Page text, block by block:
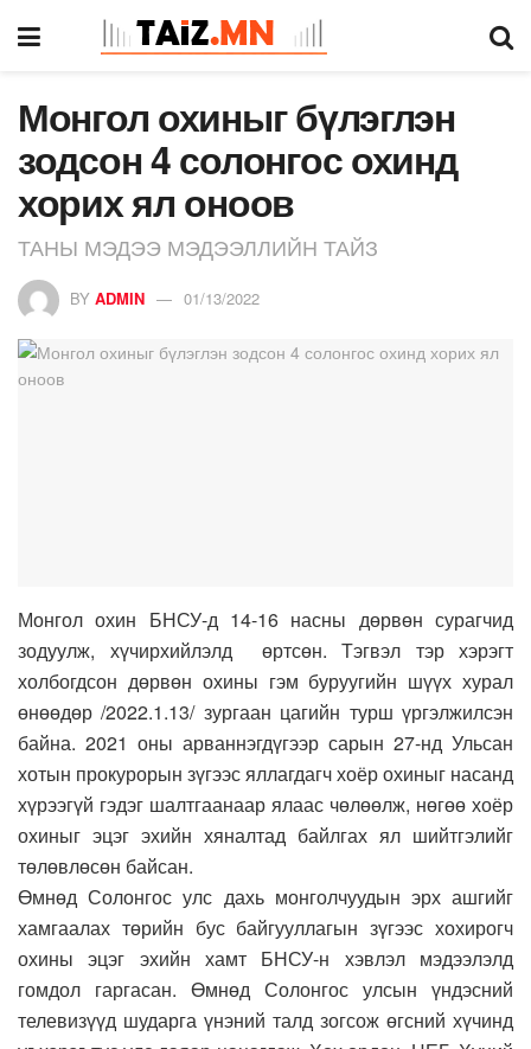
Монгол охиныг бүлэглэн
зодсон 4 солонгос охинд
хорих ял оноов
ТАНЫ МЭДЭЭ МЭДЭЭЛЛИЙН ТАЙЗ
BY ADMIN 01/13/2022
Монгол охин БНСУ-д 14-16 насны дөрвөн сурагчид
зодуулж, хүчирхийлэлд өртсөн. Тэгвэл тэр хэрэгт
холбогдсон дөрвөн охины гэм буруугийн шүүх хурал
өнөөдөр /2022.1.13/ зургаан цагийн турш үргэлжилсэн
байна. 2021 оны арваннэгдүгээр сарын 27-нд Ульсан
хотын прокурорын зүгээс яллагдагч хоёр охиныг насанд
хүрээгүй гэдэг шалтгаанаар ялаас чөлөөлж, нөгөө хоёр
охиныг эцэг эхийн хяналтад байлгах ял шийтгэлийг
төлөвлөсөн байсан.
Өмнөд Солонгос улс дахь монголчуудын эрх ашгийг
хамгаалах төрийн бус байгууллагын зүгээс хохирогч
охины эцэг эхийн хамт БНСУ-н хэвлэл мэдээлэлд
гомдол гаргасан. Өмнөд Солонгос улсын үндэсний
телевизүүд шударга үнэний талд зогсож өгсний хүчинд